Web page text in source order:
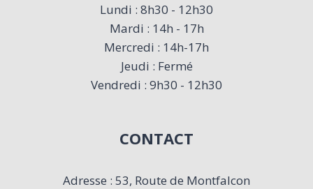
Lundi : 8h30 - 12h30
Mardi : 14h - 17h
Mercredi : 14h-17h
Jeudi : Fermé
Vendredi : 9h30 - 12h30
CONTACT
Adresse : 53, Route de Montfalcon